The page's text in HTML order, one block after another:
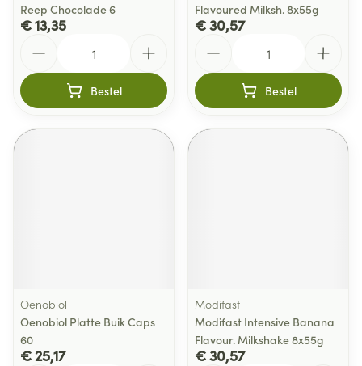
Reep Chocolade 6
€ 13,35
Bestel
Flavoured Milksh. 8x55g
€ 30,57
Bestel
Oenobiol
Oenobiol Platte Buik Caps
60
€ 25,17
Modifast
Modifast Intensive Banana
Flavour. Milkshake 8x55g
€ 30,57